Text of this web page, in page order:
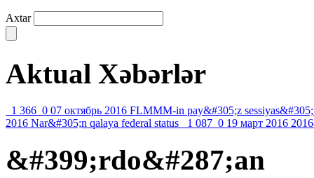
Axtar
Aktual Xəbərlər
1 366 0 07 октябрь 2016 FLMMM-in pay&#305;z sessiyas&#305;
2016 Nar&#305;n qalaya federal status 1 087 0 19 март 2016
&#399;rdo&#287;an